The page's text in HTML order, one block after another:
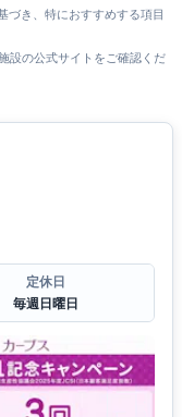
づき、特におすすめする項目
設の公式サイトをご確認くだ
定休日
毎週日曜日